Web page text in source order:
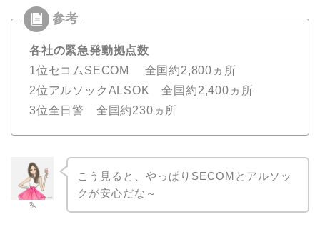
各社の緊急発動拠点数
1位セコムSECOM 全国約2,800ヵ所
2位アルソックALSOK 全国約2,400ヵ所
3位全日警 全国約230ヵ所
私
こう見ると、やっぱりSECOMとアルソッ
クが安心だな～